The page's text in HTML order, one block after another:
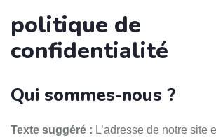
politique de
confidentialité
Qui sommes-nous ?
Texte suggéré : L’adresse de notre site